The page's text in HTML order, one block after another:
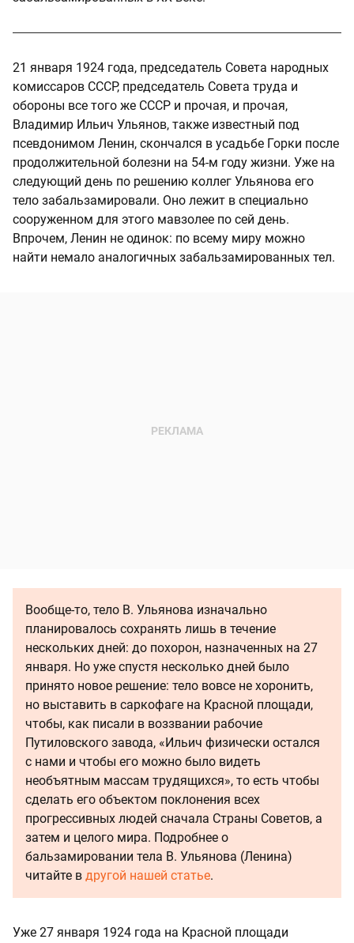
21 января 1924 года, председатель Совета народных
комиссаров СССР, председатель Совета труда и
обороны все того же СССР и прочая, и прочая,
Владимир Ильич Ульянов, также известный под
псевдонимом Ленин, скончался в усадьбе Горки после
продолжительной болезни на 54-м году жизни. Уже на
следующий день по решению коллег Ульянова его
тело забальзамировали. Оно лежит в специально
сооруженном для этого мавзолее по сей день.
Впрочем, Ленин не одинок: по всему миру можно
найти немало аналогичных забальзамированных тел.
Вообще-то, тело В. Ульянова изначально
планировалось сохранять лишь в течение
нескольких дней: до похорон, назначенных на 27
января. Но уже спустя несколько дней было
принято новое решение: тело вовсе не хоронить,
но выставить в саркофаге на Красной площади,
чтобы, как писали в воззвании рабочие
Путиловского завода, «Ильич физически остался
с нами и чтобы его можно было видеть
необъятным массам трудящихся», то есть чтобы
сделать его объектом поклонения всех
прогрессивных людей сначала Страны Советов, а
затем и целого мира. Подробнее о
бальзамировании тела В. Ульянова (Ленина)
читайте в другой нашей статье.
Уже 27 января 1924 года на Красной площади